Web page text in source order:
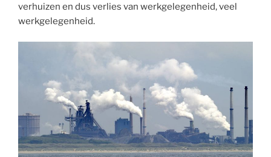
verhuizen en dus verlies van werkgelegenheid, veel
werkgelegenheid.